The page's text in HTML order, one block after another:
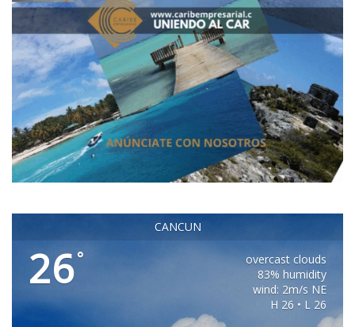
CANCUN
26°
overcast clouds
83% humidity
wind: 2m/s NE
H 26 • L 26